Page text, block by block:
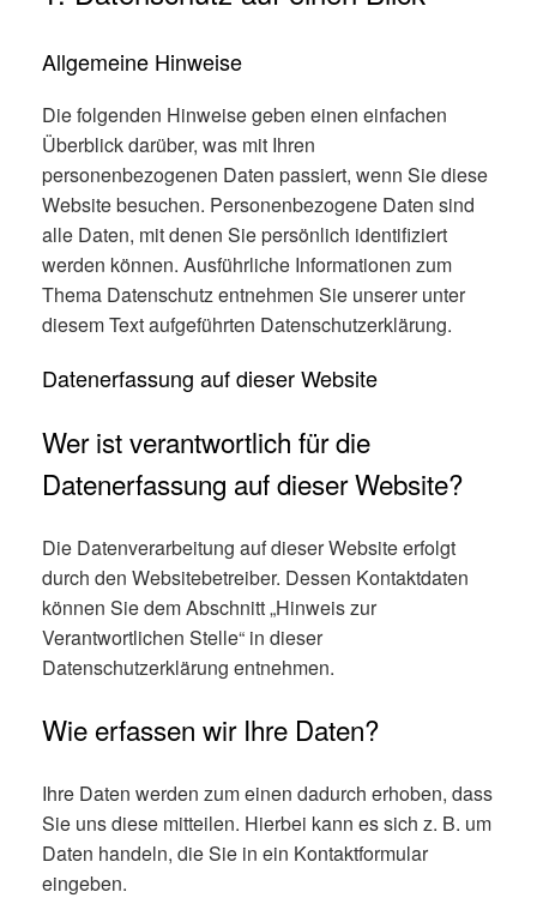
Allgemeine Hinweise
Die folgenden Hinweise geben einen einfachen
Überblick darüber, was mit Ihren
personenbezogenen Daten passiert, wenn Sie diese
Website besuchen. Personenbezogene Daten sind
alle Daten, mit denen Sie persönlich identifiziert
werden können. Ausführliche Informationen zum
Thema Datenschutz entnehmen Sie unserer unter
diesem Text aufgeführten Datenschutzerklärung.
Datenerfassung auf dieser Website
Wer ist verantwortlich für die
Datenerfassung auf dieser Website?
Die Datenverarbeitung auf dieser Website erfolgt
durch den Websitebetreiber. Dessen Kontaktdaten
können Sie dem Abschnitt „Hinweis zur
Verantwortlichen Stelle“ in dieser
Datenschutzerklärung entnehmen.
Wie erfassen wir Ihre Daten?
Ihre Daten werden zum einen dadurch erhoben, dass
Sie uns diese mitteilen. Hierbei kann es sich z. B. um
Daten handeln, die Sie in ein Kontaktformular
eingeben.